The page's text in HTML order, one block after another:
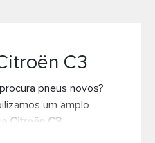
C3
pneus novos?
um amplo
Citroën C3,
e versões